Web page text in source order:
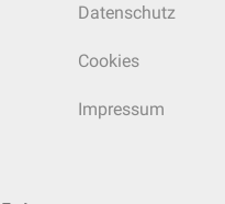
Datenschutz
Cookies
Impressum